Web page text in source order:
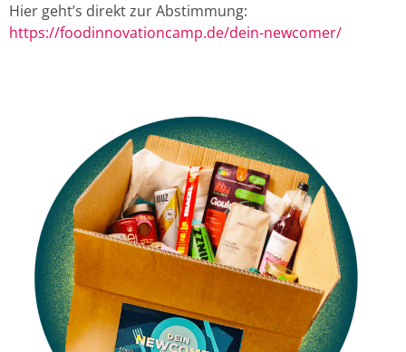
Hier geht’s direkt zur Abstimmung:
https://foodinnovationcamp.de/dein-newcomer/